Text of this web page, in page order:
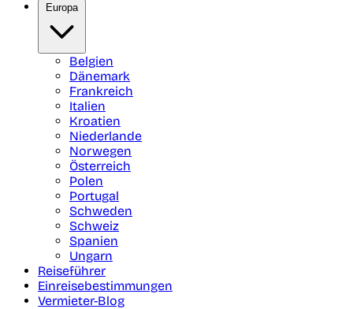
Europa
Belgien
Dänemark
Frankreich
Italien
Kroatien
Niederlande
Norwegen
Österreich
Polen
Portugal
Schweden
Schweiz
Spanien
Ungarn
Reiseführer
Einreisebestimmungen
Vermieter-Blog